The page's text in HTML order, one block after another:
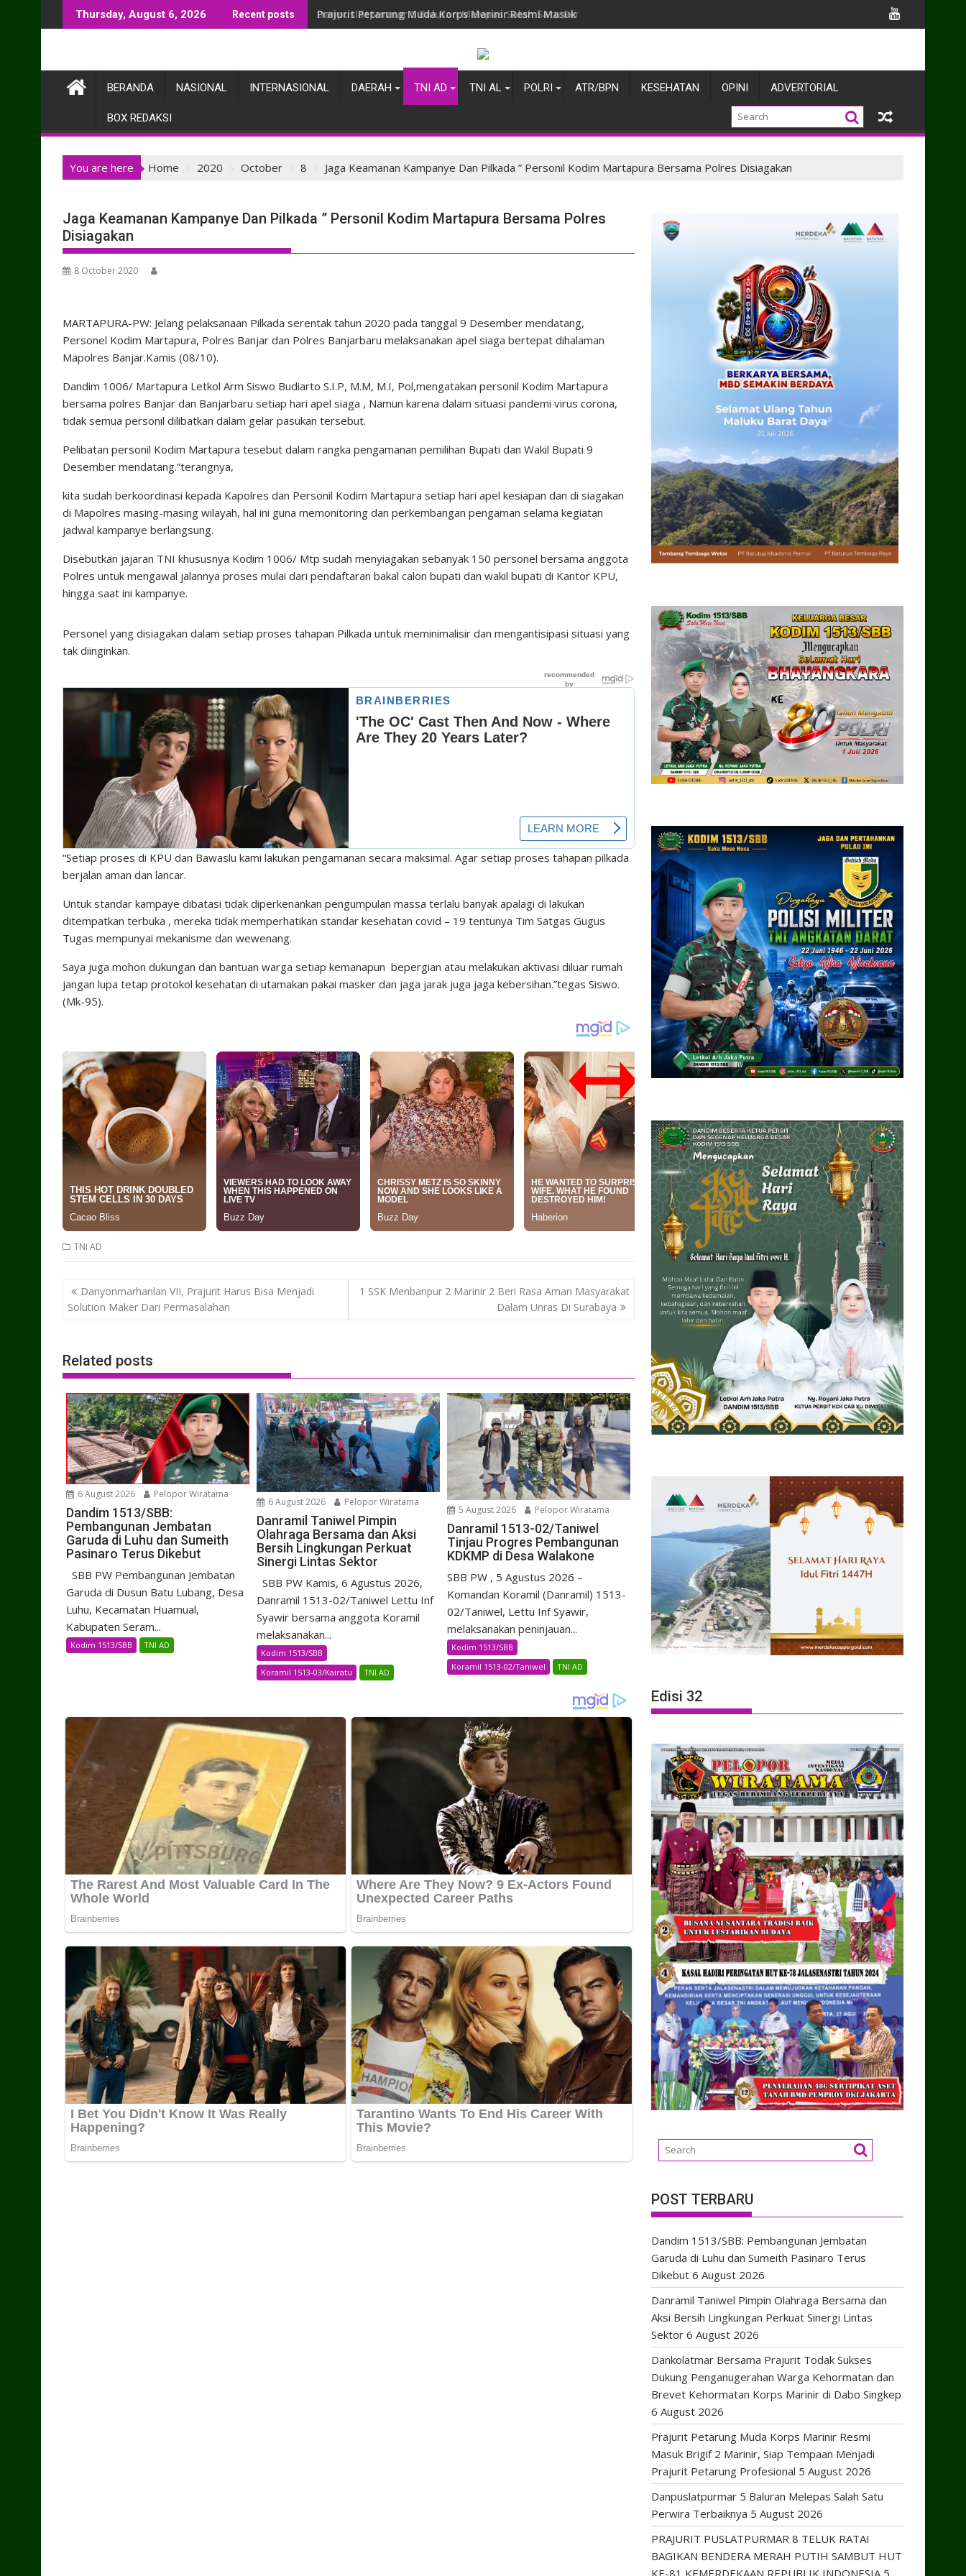
to
Thursday, August 6, 2026 Recent posts Danpuslatpurmar 5 Baluran Melepas Salah Satu Perwira Terbaiknya
BERANDA NASIONAL INTERNASIONAL DAERAH TNI AD TNI AL POLRI ATR/BPN KESEHATAN OPINI ADVERTORIAL
BOX REDAKSI
You are here Home 2020 October 8 Jaga Keamanan Kampanye Dan Pilkada ” Personil Kodim Martapura Bersama Polres Disiagakan
Jaga Keamanan Kampanye Dan Pilkada ” Personil Kodim Martapura Bersama Polres
Disiagakan
8 October 2020
MARTAPURA-PW: Jelang pelaksanaan Pilkada serentak tahun 2020 pada tanggal 9 Desember mendatang,
Personel Kodim Martapura, Polres Banjar dan Polres Banjarbaru melaksanakan apel siaga bertepat dihalaman
Mapolres Banjar.Kamis (08/10).
Dandim 1006/ Martapura Letkol Arm Siswo Budiarto S.I.P, M.M, M.I, Pol,mengatakan personil Kodim Martapura
bersama polres Banjar dan Banjarbaru setiap hari apel siaga , Namun karena dalam situasi pandemi virus corona,
tidak semua personil dilibatkan dalam gelar pasukan tersebut.
Pelibatan personil Kodim Martapura tesebut dalam rangka pengamanan pemilihan Bupati dan Wakil Bupati 9
Desember mendatang.”terangnya,
kita sudah berkoordinasi kepada Kapolres dan Personil Kodim Martapura setiap hari apel kesiapan dan di siagakan
di Mapolres masing-masing wilayah, hal ini guna memonitoring dan perkembangan pengaman selama kegiatan
jadwal kampanye berlangsung.
Disebutkan jajaran TNI khususnya Kodim 1006/ Mtp sudah menyiagakan sebanyak 150 personel bersama anggota
Polres untuk mengawal jalannya proses mulai dari pendaftaran bakal calon bupati dan wakil bupati di Kantor KPU,
hingga saat ini kampanye.
Personel yang disiagakan dalam setiap proses tahapan Pilkada untuk meminimalisir dan mengantisipasi situasi yang
tak diinginkan.
“Setiap proses di KPU dan Bawaslu kami lakukan pengamanan secara maksimal. Agar setiap proses tahapan pilkada
berjalan aman dan lancar.
Untuk standar kampaye dibatasi tidak diperkenankan pengumpulan massa terlalu banyak apalagi di lakukan
ditempatkan terbuka , mereka tidak memperhatikan standar kesehatan covid – 19 tentunya Tim Satgas Gugus
Tugas mempunyai mekanisme dan wewenang.
Saya juga mohon dukungan dan bantuan warga setiap kemanapun bepergian atau melakukan aktivasi diluar rumah
jangan lupa tetap protokol kesehatan di utamakan pakai masker dan jaga jarak juga jaga kebersihan.”tegas Siswo.
(Mk-95).
TNI AD
Post
navigation
Danyonmarhanlan VII, Prajurit Harus Bisa Menjadi
Solution Maker Dari Permasalahan
1 SSK Menbanpur 2 Marinir 2 Beri Rasa Aman Masyarakat
Dalam Unras Di Surabaya
Related posts
6 August 2026 Pelopor Wiratama
Dandim 1513/SBB:
Pembangunan Jembatan
Garuda di Luhu dan Sumeith
Pasinaro Terus Dikebut
SBB PW Pembangunan Jembatan
Garuda di Dusun Batu Lubang, Desa
Luhu, Kecamatan Huamual,
Kabupaten Seram...
Kodim 1513/SBB TNI AD
6 August 2026 Pelopor Wiratama
Danramil Taniwel Pimpin
Olahraga Bersama dan Aksi
Bersih Lingkungan Perkuat
Sinergi Lintas Sektor
SBB PW Kamis, 6 Agustus 2026,
Danramil 1513-02/Taniwel Lettu Inf
Syawir bersama anggota Koramil
melaksanakan...
Kodim 1513/SBB
Koramil 1513-03/Kairatu
TNI AD
5 August 2026 Pelopor Wiratama
Danramil 1513-02/Taniwel
Tinjau Progres Pembangunan
KDKMP di Desa Walakone
SBB PW , 5 Agustus 2026 –
Komandan Koramil (Danramil) 1513-
02/Taniwel, Lettu Inf Syawir,
melaksanakan peninjauan...
Kodim 1513/SBB
Koramil 1513-02/Taniwel
TNI AD
Edisi 32
POST TERBARU
Dandim 1513/SBB: Pembangunan Jembatan
Garuda di Luhu dan Sumeith Pasinaro Terus
Dikebut 6 August 2026
Danramil Taniwel Pimpin Olahraga Bersama dan
Aksi Bersih Lingkungan Perkuat Sinergi Lintas
Sektor 6 August 2026
Dankolatmar Bersama Prajurit Todak Sukses
Dukung Penganugerahan Warga Kehormatan dan
Brevet Kehormatan Korps Marinir di Dabo Singkep
6 August 2026
Prajurit Petarung Muda Korps Marinir Resmi
Masuk Brigif 2 Marinir, Siap Tempaan Menjadi
Prajurit Petarung Profesional 5 August 2026
Danpuslatpurmar 5 Baluran Melepas Salah Satu
Perwira Terbaiknya 5 August 2026
PRAJURIT PUSLATPURMAR 8 TELUK RATAI
BAGIKAN BENDERA MERAH PUTIH SAMBUT HUT
KE-81 KEMERDEKAAN REPUBLIK INDONESIA 5